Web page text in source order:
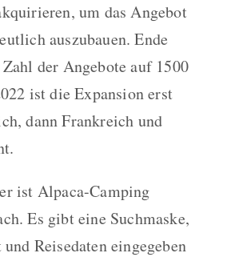
um das Angebot
auszubauen. Ende
der Angebote auf 1500
ist die Expansion erst
dann Frankreich und
ist Alpaca-Camping
Es gibt eine Suchmaske,
Reisedaten eingegeben